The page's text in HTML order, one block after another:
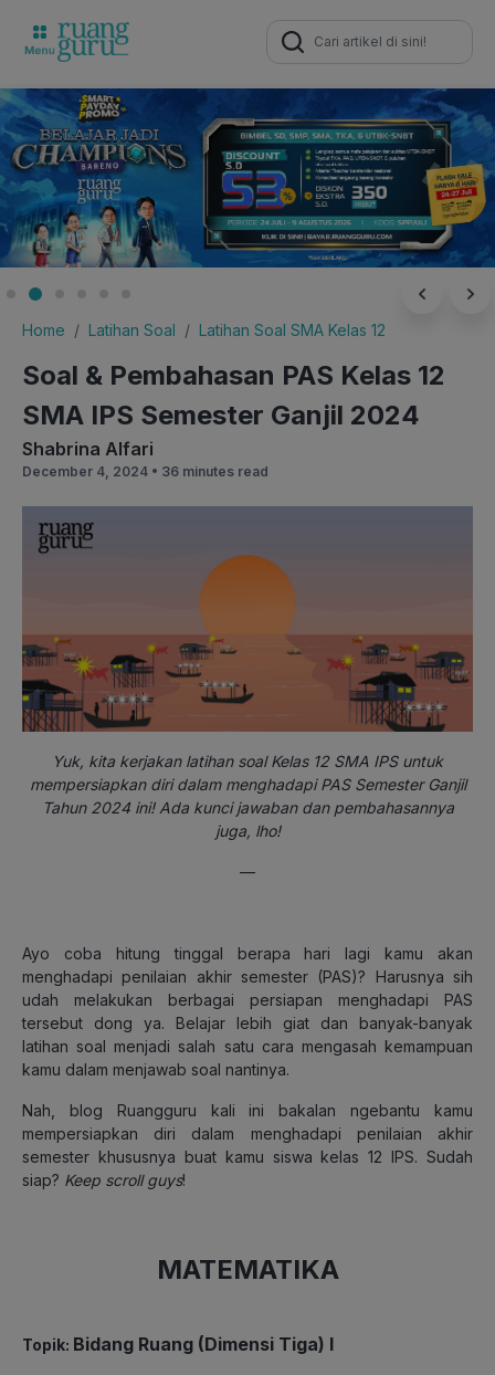
Search
for:
Home Latihan Soal Latihan Soal SMA Kelas 12
Soal & Pembahasan PAS Kelas 12
SMA IPS Semester Ganjil 2024
Shabrina Alfari
December 4, 2024 • 36 minutes read
Yuk, kita kerjakan latihan soal Kelas 12 SMA IPS untuk
mempersiapkan diri dalam menghadapi PAS Semester Ganjil
Tahun 2024 ini! Ada kunci jawaban dan pembahasannya
juga, lho!
—
Ayo coba hitung tinggal berapa hari lagi kamu akan
menghadapi penilaian akhir semester (PAS)? Harusnya sih
udah melakukan berbagai persiapan menghadapi PAS
tersebut dong ya. Belajar lebih giat dan banyak-banyak
latihan soal menjadi salah satu cara mengasah kemampuan
kamu dalam menjawab soal nantinya.
Nah, blog Ruangguru kali ini bakalan ngebantu kamu
mempersiapkan diri dalam menghadapi penilaian akhir
semester khususnya buat kamu siswa kelas 12 IPS. Sudah
siap? Keep scroll guys!
MATEMATIKA
Topik: Bidang Ruang (Dimensi Tiga) I